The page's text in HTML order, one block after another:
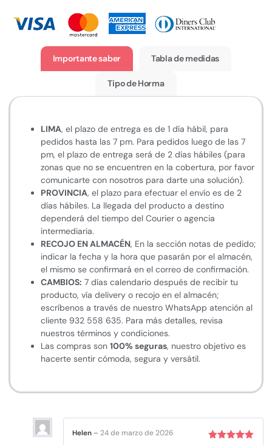
Importante saber Tabla de medidas
Tipo de Horma
LIMA, el plazo de entrega es de 1 día hábil, para
pedidos hasta las 7 pm. Para pedidos luego de las 7
pm, el plazo de entrega será de 2 días hábiles (para
zonas que no se encuentren en la cobertura, por favor
comunicarte con nosotros para darte una solución).
PROVINCIA, el plazo para efectuar el envío es de 2
días hábiles. La llegada del producto a destino
dependerá del tiempo del Courier o agencia
intermediaria.
RECOJO EN ALMACÉN, En la sección notas de pedido;
indicar la fecha y la hora que pasarán por el almacén,
el mismo se confirmará en el correo de confirmación.
CAMBIOS: 7 días calendario después de recibir tu
producto, vía delivery o recojo en el almacén;
escríbenos a través de nuestro WhatsApp atención al
cliente 932 558 635. Para más detalles, revisa
nuestros términos y condiciones.
Las compras son 100% seguras, nuestro objetivo es
hacerte sentir cómoda, segura y versátil.
Helen – 24 de marzo de 2026